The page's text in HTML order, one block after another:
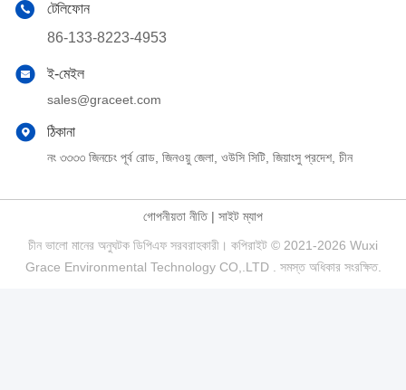
টেলিফোন
86-133-8223-4953
ই-মেইল
sales@graceet.com
ঠিকানা
নং ৩৩৩৩ জিনচেং পূর্ব রোড, জিনওয়ু জেলা, ওউসি সিটি, জিয়াংসু প্রদেশ, চীন
গোপনীয়তা নীতি| সাইট ম্যাপ
চীন ভালো মানের অনুঘটক ডিপিএফ সরবরাহকারী। কপিরাইট © 2021-2026 Wuxi
Grace Environmental Technology CO,.LTD . সমস্ত অধিকার সংরক্ষিত.